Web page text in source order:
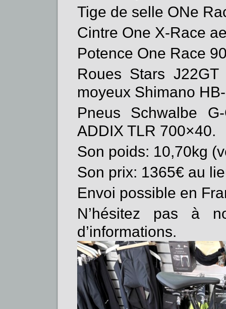
Tige de selle ONe
Cintre One X-Race
Potence One Race
Roues Stars
moyeux Shimano
Pneus Schwalbe
ADDIX TLR 700×40.
Son poids: 10,70kg
Son prix: 1365€ au
Envoi possible en
N’hésitez pas à
d’informations.